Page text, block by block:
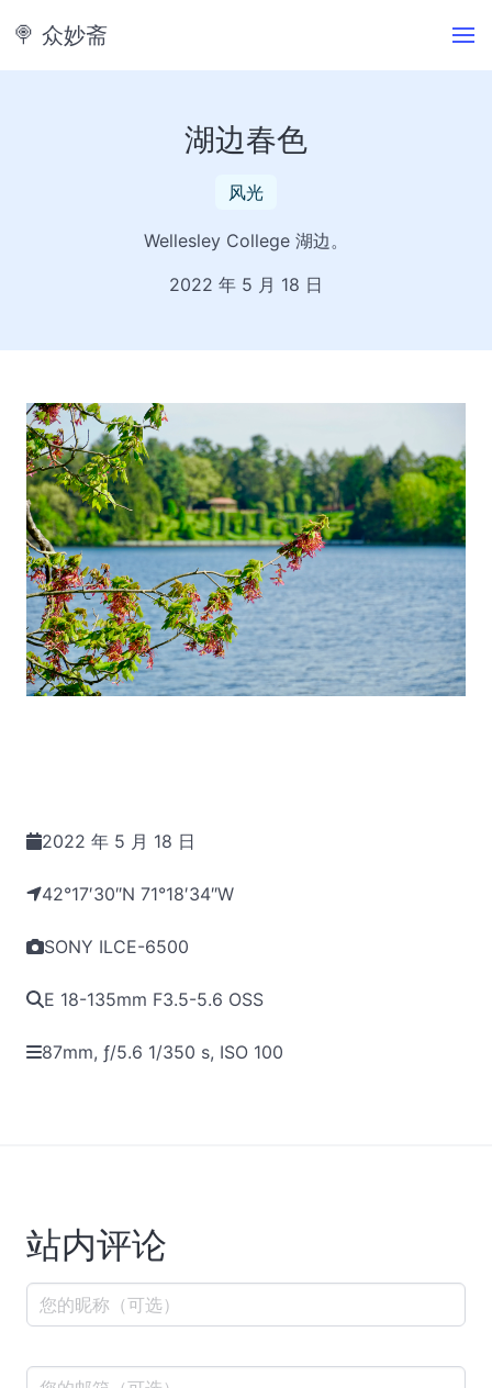
🍭️ 众妙斋
湖边春色
风光
Wellesley College 湖边。
2022 年 5 月 18 日
2022 年 5 月 18 日
42°17′30″N 71°18′34″W
SONY ILCE-6500
E 18-135mm F3.5-5.6 OSS
87mm, ƒ/5.6 1/350 s, ISO 100
站内评论